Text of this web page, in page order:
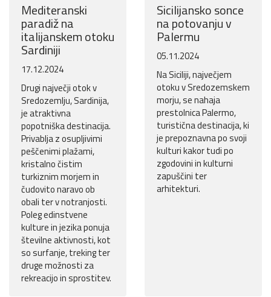
Mediteranski
paradiž na
italijanskem otoku
Sardiniji
17.12.2024
Drugi največji otok v
Sredozemlju, Sardinija,
je atraktivna
popotniška destinacija.
Privablja z osupljivimi
peščenimi plažami,
kristalno čistim
turkiznim morjem in
čudovito naravo ob
obali ter v notranjosti.
Poleg edinstvene
kulture in jezika ponuja
številne aktivnosti, kot
so surfanje, treking ter
druge možnosti za
rekreacijo in sprostitev.
Sicilijansko sonce
na potovanju v
Palermu
05.11.2024
Na Siciliji, največjem
otoku v Sredozemskem
morju, se nahaja
prestolnica Palermo,
turistična destinacija, ki
je prepoznavna po svoji
kulturi kakor tudi po
zgodovini in kulturni
zapuščini ter
arhitekturi.